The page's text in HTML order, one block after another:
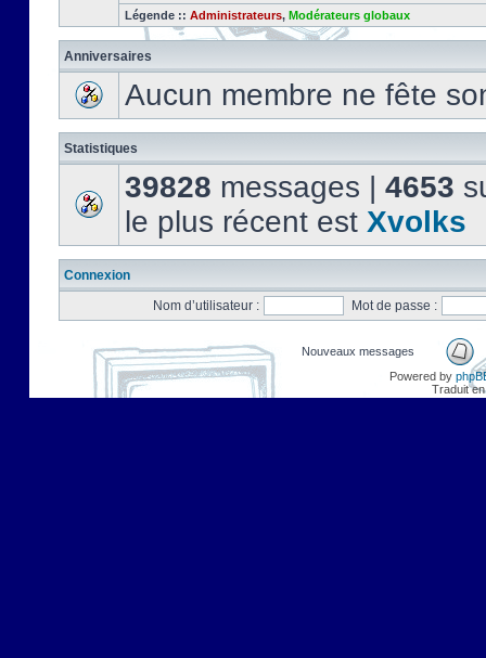
Légende :: Administrateurs, Modérateurs globaux
Anniversaires
Aucun membre ne fête
Statistiques
39828 messages | 4653
le plus récent est Xvolks
Connexion
Nom d’utilisateur :
Mot de passe :
Nouveaux messages
Powered by
Traduit